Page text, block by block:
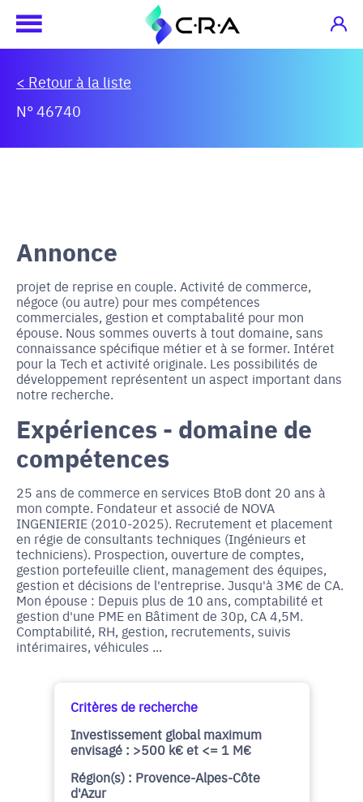
< Retour à la liste
N° 46740
Annonce
projet de reprise en couple. Activité de commerce,
négoce (ou autre) pour mes compétences
commerciales, gestion et comptabalité pour mon
épouse. Nous sommes ouverts à tout domaine, sans
connaissance spécifique métier et à se former. Intéret
pour la Tech et activité originale. Les possibilités de
développement représentent un aspect important dans
notre recherche.
Expériences - domaine de
compétences
25 ans de commerce en services BtoB dont 20 ans à
mon compte. Fondateur et associé de NOVA
INGENIERIE (2010-2025). Recrutement et placement
en régie de consultants techniques (Ingénieurs et
techniciens). Prospection, ouverture de comptes,
gestion portefeuille client, management des équipes,
gestion et décisions de l'entreprise. Jusqu'à 3M€ de CA.
Mon épouse : Depuis plus de 10 ans, comptabilité et
gestion d'une PME en Bâtiment de 30p, CA 4,5M.
Comptabilité, RH, gestion, recrutements, suivis
intérimaires, véhicules ...
Critères de recherche
Investissement global maximum
envisagé : >500 k€ et <= 1 M€
Région(s) : Provence-Alpes-Côte
d'Azur